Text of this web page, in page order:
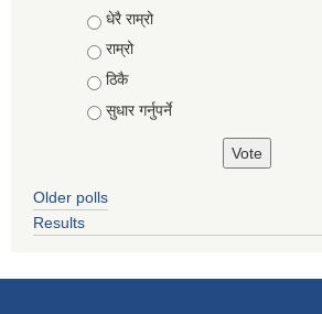
Choices
धेरै राम्रो
राम्रो
ठिकै
सुधार गर्नुपर्ने
Older polls
Results